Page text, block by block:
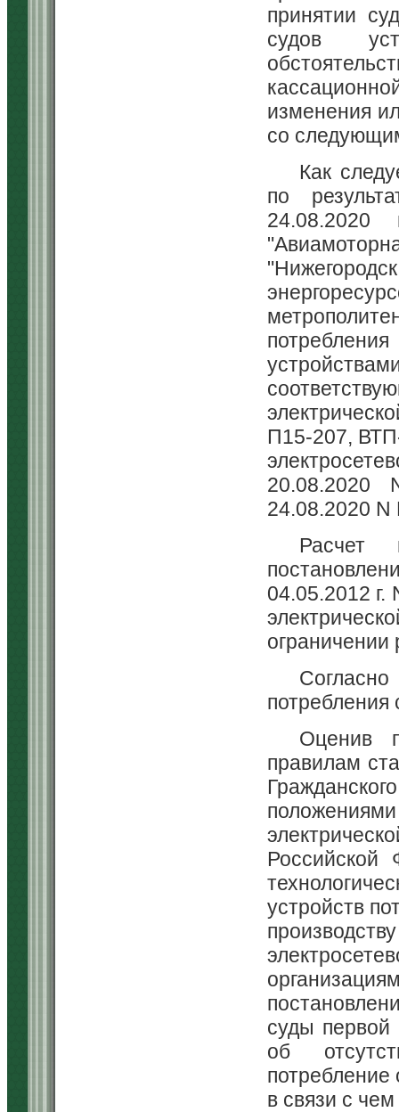
принятии
судов
изменения
со
Как
по
П15-207,
24.08.2020
Расчет
04.05.2012
ограничении
потребления
Оценив
правилам
устройств
суды
об
потребление
в связи с